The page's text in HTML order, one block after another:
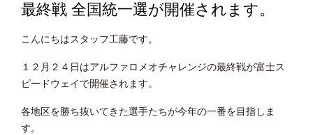
最終戦 全国統一選が開催されます。
こんにちはスタッフ工藤です。
１２月２４日はアルファロメオチャレンジの最終戦が富士ス
ピードウェイで開催されます。
各地区を勝ち抜いてきた選手たちが今年の一番を目指しま
す。